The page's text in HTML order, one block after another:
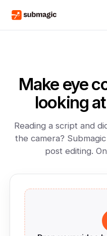
Make eye
looking
Reading a script and
the camera?
post editing.